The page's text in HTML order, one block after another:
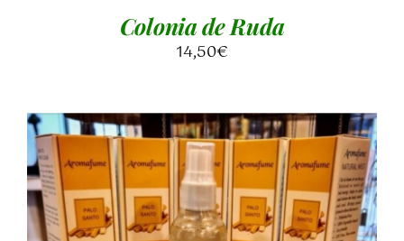
Colonia de Ruda
14,50€